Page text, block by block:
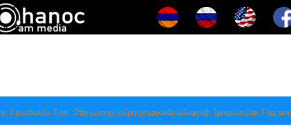
2 բաժակ և 3 օր․ Ձեր լյարդը ամբողջությամբ կմաքրվի, կազատվեք 3 կգ